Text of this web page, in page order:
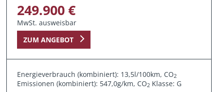
249.900 €
MwSt. ausweisbar
ZUM ANGEBOT
Energieverbrauch (kombiniert): 13,5l/100km, CO2
Emissionen (kombiniert): 547,0g/km, CO2 Klasse: G